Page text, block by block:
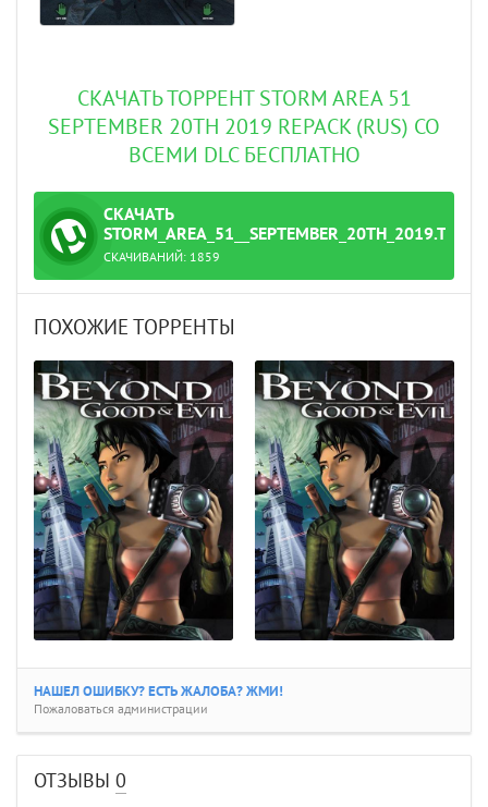
СКАЧАТЬ ТОРРЕНТ STORM AREA 51
SEPTEMBER 20TH 2019 REPACK (RUS) СО
ВСЕМИ DLC БЕСПЛАТНО
СКАЧАТЬ
ТОРРЕНТ
СКАЧИВАНИЙ: 1859
ПОХОЖИЕ ТОРРЕНТЫ
НАШЕЛ ОШИБКУ? ЕСТЬ ЖАЛОБА? ЖМИ!
Пожаловаться администрации
ОТЗЫВЫ 0